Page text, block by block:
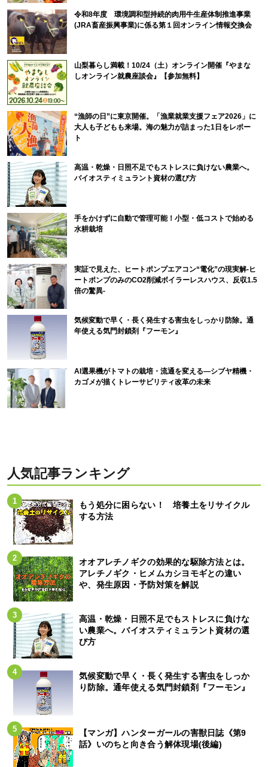
令和8年度 環境調和型持続的肉用牛生産体制推進事業
(JRA畜産振興事業)に係る第１回オンライン情報交換会
山梨暮らし満載！10/24（土）オンライン開催『やまな
しオンライン就農座談会』【参加無料】
“漁師の日”に東京開催。「漁業就業支援フェア2026」に
大人も子どもも来場。海の魅力が詰まった1日をレポー
ト
高温・乾燥・日照不足でもストレスに負けない農業へ。
バイオスティミュラント資材の選び方
手をかけずに自動で管理可能！小型・低コストで始める
水耕栽培
実証で見えた、ヒートポンプエアコン“電化”の現実解-ヒ
ートポンプのみのCO2削減ボイラーレスハウス、反収1.5
倍の驚異-
気候変動で早く・長く発生する害虫をしっかり防除。通
年使える気門封鎖剤『フーモン』
AI選果機がトマトの栽培・流通を変える―シブヤ精機・
カゴメが描くトレーサビリティ改革の未来
人気記事ランキング
もう処分に困らない！ 培養土をリサイクル
する方法
オオアレチノギクの効果的な駆除方法とは。
アレチノギク・ヒメムカシヨモギとの違い
や、発生原因・予防対策を解説
高温・乾燥・日照不足でもストレスに負けな
い農業へ。バイオスティミュラント資材の選
び方
気候変動で早く・長く発生する害虫をしっか
り防除。通年使える気門封鎖剤『フーモン』
【マンガ】ハンターガールの害獣日誌《第9
話》いのちと向き合う解体現場(後編)